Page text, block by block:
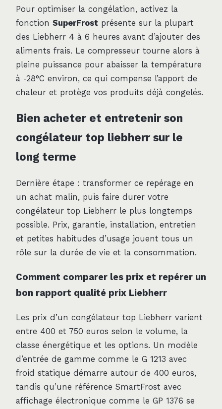
Pour optimiser la congélation, activez la
fonction SuperFrost présente sur la plupart
des Liebherr 4 à 6 heures avant d’ajouter des
aliments frais. Le compresseur tourne alors à
pleine puissance pour abaisser la température
à -28°C environ, ce qui compense l’apport de
chaleur et protège vos produits déjà congelés.
Bien acheter et entretenir son
congélateur top liebherr sur le
long terme
Dernière étape : transformer ce repérage en
un achat malin, puis faire durer votre
congélateur top Liebherr le plus longtemps
possible. Prix, garantie, installation, entretien
et petites habitudes d’usage jouent tous un
rôle sur la durée de vie et la consommation.
Comment comparer les prix et repérer un
bon rapport qualité prix Liebherr
Les prix d’un congélateur top Liebherr varient
entre 400 et 750 euros selon le volume, la
classe énergétique et les options. Un modèle
d’entrée de gamme comme le G 1213 avec
froid statique démarre autour de 400 euros,
tandis qu’une référence SmartFrost avec
affichage électronique comme le GP 1376 se